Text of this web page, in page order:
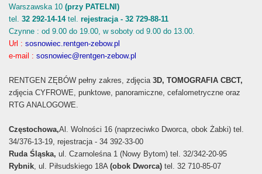
Warszawska 10 (przy PATELNI)
tel. 32 292-14-14 tel. rejestracja - 32 729-88-11
Czynne : od 9.00 do 19.00, w soboty od 9.00 do 13.00.
Url : sosnowiec.rentgen-zebow.pl
e-mail : sosnowiec@rentgen-zebow.pl
RENTGEN ZĘBÓW pełny zakres, zdjęcia 3D, TOMOGRAFIA CBCT,
zdjęcia CYFROWE, punktowe, panoramiczne, cefalometryczne oraz
RTG ANALOGOWE.
Częstochowa,Al. Wolności 16 (naprzeciwko Dworca, obok Żabki) tel.
34/376-13-19, rejestracja - 34 392-33-00
Ruda Śląska, ul. Czarnoleśna 1 (Nowy Bytom) tel. 32/342-20-95
Rybnik, ul. Piłsudskiego 18A (obok Dworca) tel. 32 710-85-07